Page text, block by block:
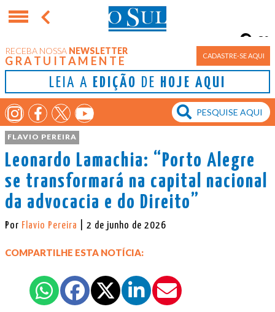
RECEBA NOSSA NEWSLETTER
GRATUITAMENTE CADASTRE-SE AQUI
LEIA A EDIÇÃO DE HOJE AQUI
Porto Alegre
8°
FLAVIO PEREIRA
Leonardo Lamachia: “Porto Alegre
se transformará na capital nacional
da advocacia e do Direito”
Por Flavio Pereira | 2 de junho de 2026
COMPARTILHE ESTA NOTÍCIA: